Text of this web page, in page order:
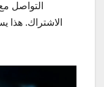
التواصل
الاشتراك.